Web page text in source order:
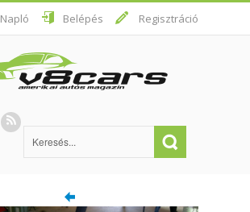
Napló Belépés Regisztráció